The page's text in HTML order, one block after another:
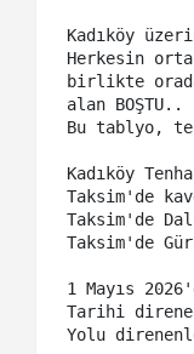
Kadıköy
Herkesin
birlikte
alan BOŞTU..
Bu tablyo,
Kadıköy
Taksim'de
Taksim'de
Taksim'de
1 Mayıs
Tarihi
Yolu